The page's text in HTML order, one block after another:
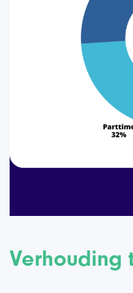
Verhouding